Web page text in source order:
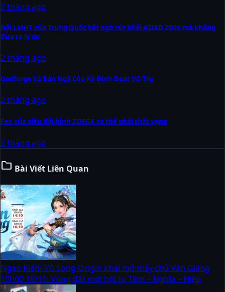
2 tháng ago
Đội LMHT của Trung Quốc bất ngờ rút khỏi ASIAD 2026 mà không
đưa ra lý do
2 tháng ago
Godforge Và Bản Ngã Của Kẻ Định Đoạt Vũ Trụ
2 tháng ago
Fan của siêu đội hình ZOFGK có thể phải thất vọng
2 tháng ago
folder Bài Viết Liên Quan
Ngạo Kiếm Vô Song Origin khai mở máy chủ Vân Giang
10h00 16/10: Vùng đất mới hội tụ Tình – Nghĩa – Hiệp